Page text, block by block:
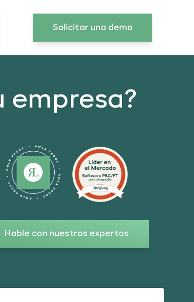
Solicitar una demo
empresa?
Hable con nuestros expertos